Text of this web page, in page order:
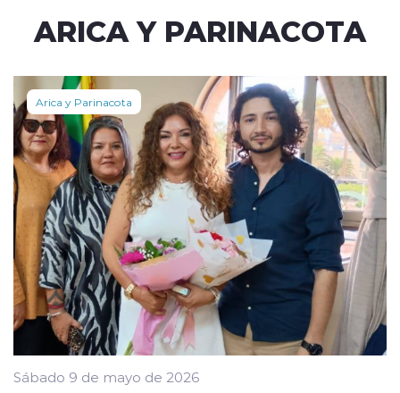
ARICA Y PARINACOTA
Arica y Parinacota
Sábado 9 de mayo de 2026